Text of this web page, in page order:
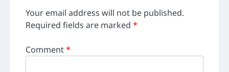
Your email address will not be published.
Required fields are marked *
Comment*